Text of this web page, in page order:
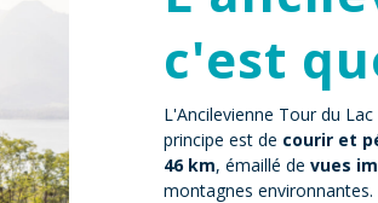
c'est
L'Ancilevienne Tour du Lac
principe est de courir et
46 km, émaillé de vues
montagnes environnantes.